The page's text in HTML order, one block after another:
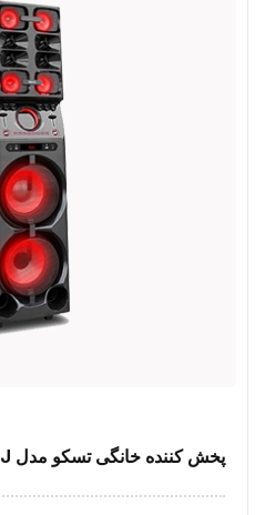
پخش کننده خانگی تسکو مدل TS1020DJ